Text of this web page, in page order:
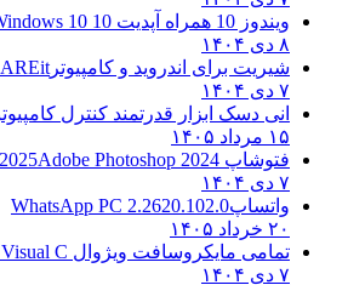
ویندوز 10 همراه آپدیت 10 22H2
Windows 10
شیریت برای اندروید و کامپیوترSHAREit
انی دسک ابزار قدرتمند کنترل کامپیوتر از
فتوشاپ CC 2025Adobe Photoshop 2024
واتساپ WhatsApp PC 2.2620.102.0
تمامی مایکروسافت ویژوال CVisual C++